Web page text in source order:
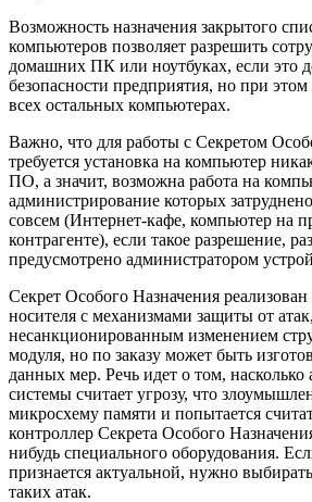
Возможность назначения закрытого
компьютеров позволяет разрешить
домашних ПК или ноутбуках, если это
безопасности предприятия, но при этом
всех остальных компьютерах.
Важно, что для работы с Секретом
требуется установка на компьютер
ПО, а значит, возможна работа на
администрирование которых
совсем (Интернет-кафе, компьютер на
контрагенте), если такое разрешение,
предусмотрено администратором
Секрет Особого Назначения
носителя с механизмами защиты от
несанкционированным изменением
модуля, но по заказу может быть
данных мер. Речь идет о том, насколько
системы считает угрозу, что
микросхему памяти и попытается
контроллер Секрета Особого
нибудь специального оборудования.
признается актуальной, нужно
таких атак.